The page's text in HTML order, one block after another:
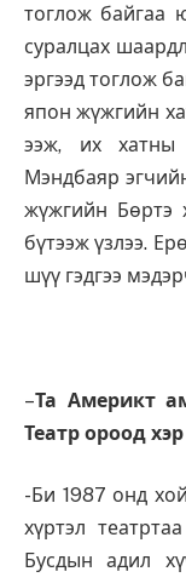
тоглож байгаа
суралцах
эргээд тоглож
япон жүжгийн
ээж, их хатны
Мэндбаяр
жүжгийн Бөртэ
бүтээж үзлээ.
шүү гэдгээ
–Та Америкт
Театр ороод
-Би 1987 онд
хүртэл
Бусдын адил